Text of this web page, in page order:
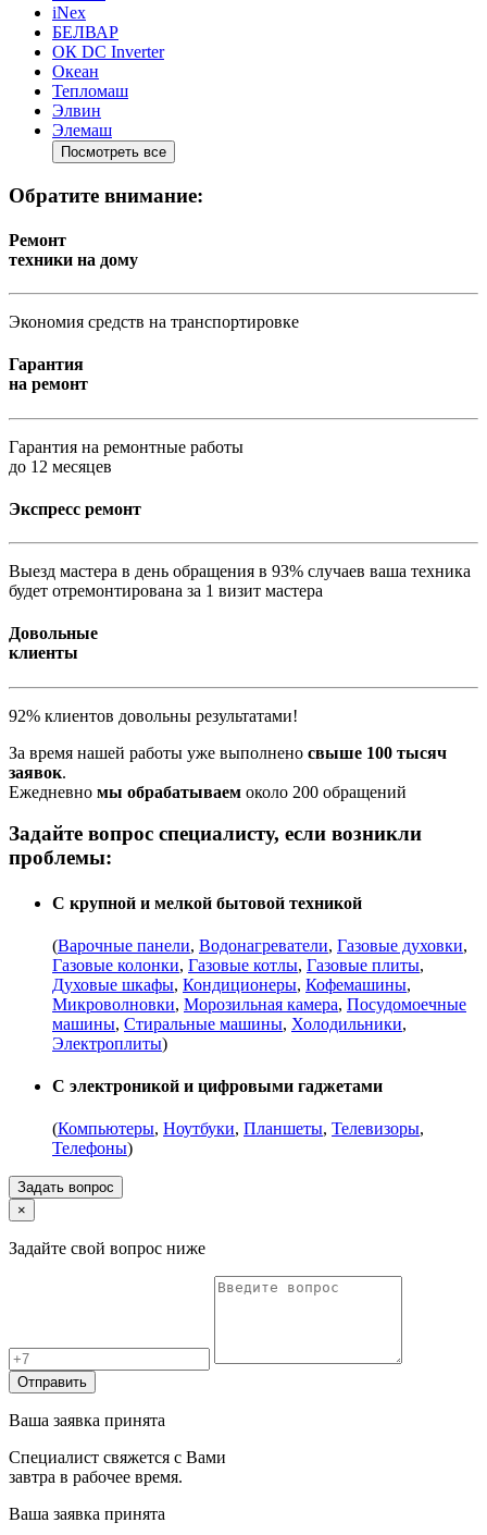
iNex
БЕЛВАР
ОК DC Inverter
Океан
Тепломаш
Элвин
Элемаш
Посмотреть все
Обратите внимание:
Ремонт
техники на дому
Экономия средств на транспортировке
Гарантия
на ремонт
Гарантия на ремонтные работы
до 12 месяцев
Экспресс ремонт
Выезд мастера в день обращения в 93% случаев ваша техника
будет отремонтирована за 1 визит мастера
Довольные
клиенты
92% клиентов довольны результатами!
За время нашей работы уже выполнено свыше 100 тысяч
заявок.
Ежедневно мы обрабатываем около 200 обращений
Задайте вопрос специалисту, если возникли
проблемы:
С крупной и мелкой бытовой техникой
(Варочные панели, Водонагреватели, Газовые духовки,
Газовые колонки, Газовые котлы, Газовые плиты,
Духовые шкафы, Кондиционеры, Кофемашины,
Микроволновки, Морозильная камера, Посудомоечные
машины, Стиральные машины, Холодильники,
Электроплиты)
С электроникой и цифровыми гаджетами
(Компьютеры, Ноутбуки, Планшеты, Телевизоры,
Телефоны)
Задать вопрос
×
Задайте свой вопрос ниже
Отправить
Ваша заявка принята
Специалист свяжется с Вами
завтра в рабочее время.
Ваша заявка принята